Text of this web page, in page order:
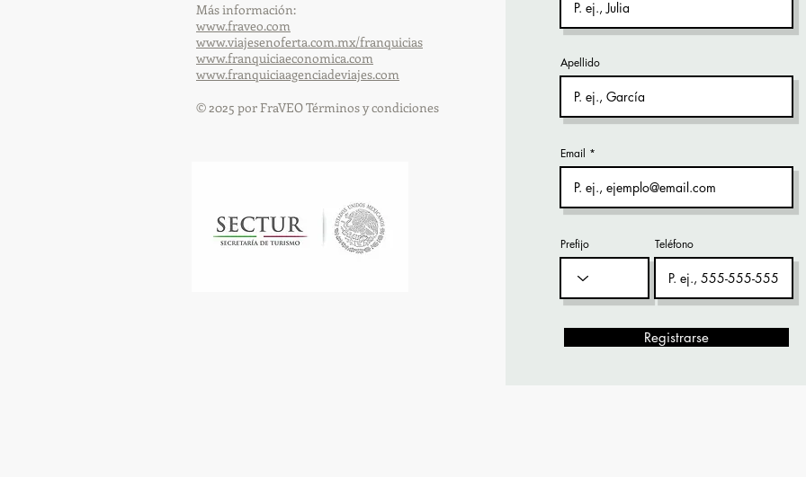
Más información:
www.fraveo.com
www.viajesenoferta.com.mx/franquicias
www.franquiciaeconomica.com
www.franquiciaagenciadeviajes.com
© 2025 por FraVEO Términos y condiciones
Apellido
Email
Prefijo Teléfono
Registrarse